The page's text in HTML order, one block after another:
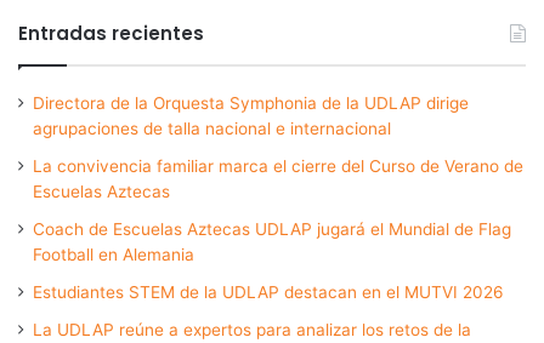
Entradas recientes
Directora de la Orquesta Symphonia de la UDLAP dirige
agrupaciones de talla nacional e internacional
La convivencia familiar marca el cierre del Curso de Verano de
Escuelas Aztecas
Coach de Escuelas Aztecas UDLAP jugará el Mundial de Flag
Football en Alemania
Estudiantes STEM de la UDLAP destacan en el MUTVI 2026
La UDLAP reúne a expertos para analizar los retos de la